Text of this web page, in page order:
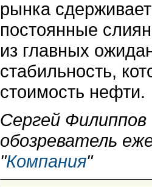
рынка
постоянные
из главных
стабильность,
стоимость нефти.
Сергей Филиппов
обозреватель
"Компания"